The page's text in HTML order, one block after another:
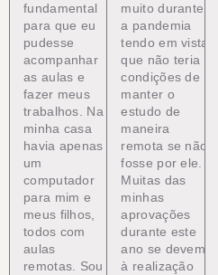
fundamental
para que eu
pudesse
acompanhar
as aulas e
fazer meus
trabalhos. Na
minha casa
havia apenas
um
computador
para mim e
meus filhos,
todos com
aulas
remotas. Sou
muito durante
a pandemia
tendo em vista
que não teria
condições de
manter o
estudo de
maneira
remota se não
fosse por ele.
Muitas das
minhas
aprovações
durante este
ano se devem
à realização